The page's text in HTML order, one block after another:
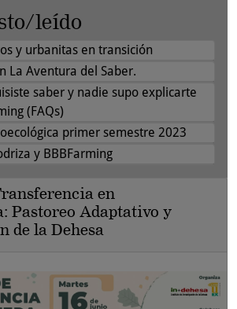
leído
y urbanitas en transición
La Aventura del Saber.
saber y nadie supo explicarte
(FAQs)
primer semestre 2023
y BBBFarming
en
Pastoreo Adaptativo y
de la Dehesa